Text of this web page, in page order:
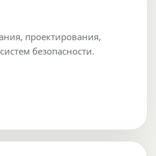
проектирования,
безопасности.